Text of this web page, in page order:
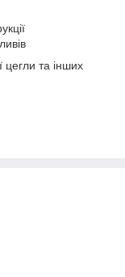
цегли та інших